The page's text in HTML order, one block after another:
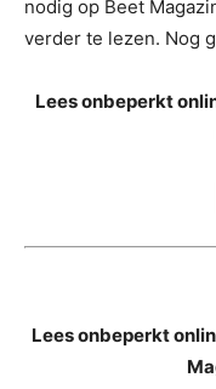
nodig op Beet
verder te lezen. Nog
Lees onbeperkt
Lees onbeperkt